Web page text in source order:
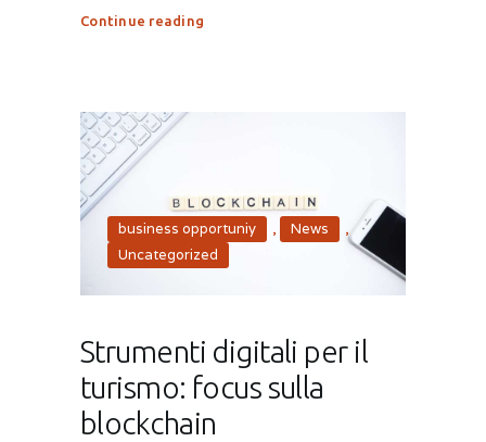
Continue reading
business opportuniy , News
,
Uncategorized
Strumenti digitali per il
turismo: focus sulla
blockchain